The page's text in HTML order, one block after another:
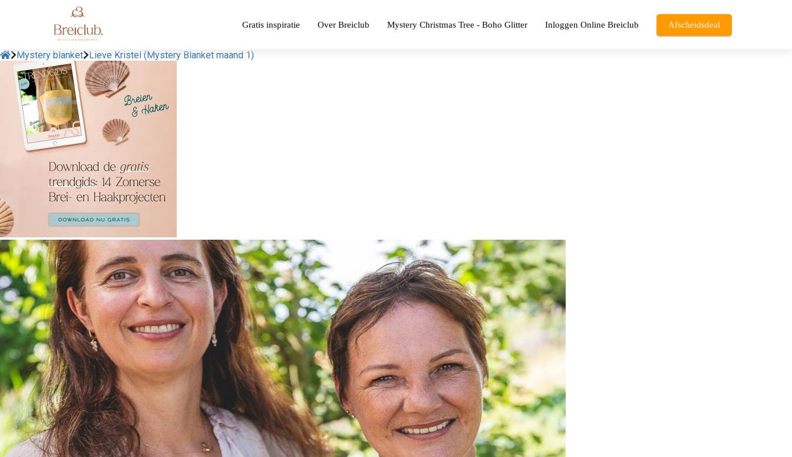
Gratis inspiratie Over Breiclub Mystery Christmas Tree - Boho Glitter Inloggen Online Breiclub Afscheidsdeal
Mystery blanket Lieve Kristel (Mystery Blanket maand 1)